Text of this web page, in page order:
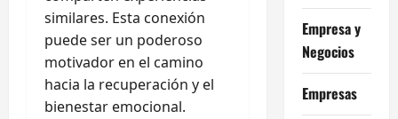
similares. Esta conexión
puede ser un poderoso
motivador en el camino
hacia la recuperación y el
bienestar emocional.
Empresa y
Negocios
Empresas